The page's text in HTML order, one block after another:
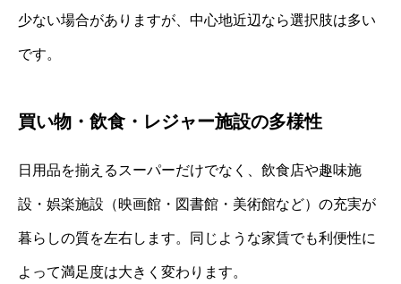
少ない場合がありますが、中心地近辺なら選択肢は多い
です。
買い物・飲食・レジャー施設の多様性
日用品を揃えるスーパーだけでなく、飲食店や趣味施
設・娯楽施設（映画館・図書館・美術館など）の充実が
暮らしの質を左右します。同じような家賃でも利便性に
よって満足度は大きく変わります。